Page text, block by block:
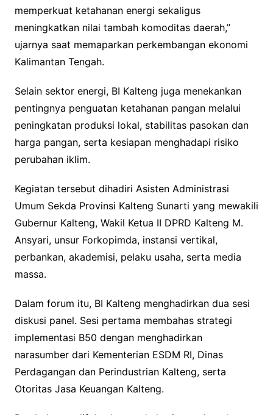
memperkuat ketahanan energi sekaligus
meningkatkan nilai tambah komoditas daerah,”
ujarnya saat memaparkan perkembangan ekonomi
Kalimantan Tengah.
Selain sektor energi, BI Kalteng juga menekankan
pentingnya penguatan ketahanan pangan melalui
peningkatan produksi lokal, stabilitas pasokan dan
harga pangan, serta kesiapan menghadapi risiko
perubahan iklim.
Kegiatan tersebut dihadiri Asisten Administrasi
Umum Sekda Provinsi Kalteng Sunarti yang mewakili
Gubernur Kalteng, Wakil Ketua II DPRD Kalteng M.
Ansyari, unsur Forkopimda, instansi vertikal,
perbankan, akademisi, pelaku usaha, serta media
massa.
Dalam forum itu, BI Kalteng menghadirkan dua sesi
diskusi panel. Sesi pertama membahas strategi
implementasi B50 dengan menghadirkan
narasumber dari Kementerian ESDM RI, Dinas
Perdagangan dan Perindustrian Kalteng, serta
Otoritas Jasa Keuangan Kalteng.